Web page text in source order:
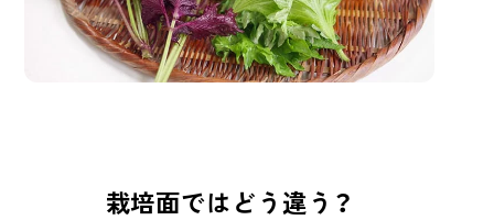
栽培面ではどう違う？